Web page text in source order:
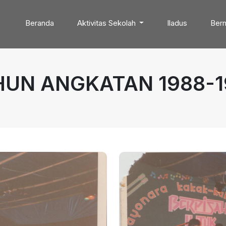
Beranda Aktivitas Sekolah Iladus
ANGKATAN 1988-